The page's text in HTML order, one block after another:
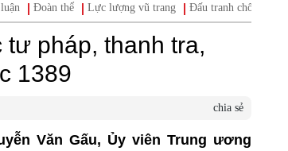
ĐẠI BIỂU TOÀN QUỐC LẦN THỨ XIV CỦA ĐẢNG
Đoàn thể Lực lượng vũ trang Đấu tranh chống
pháp, thanh tra,
1389
chia sẻ
Văn Gấu, Ủy viên Trung ương